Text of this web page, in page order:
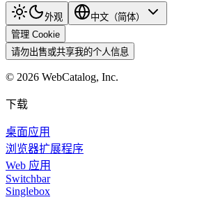
外观
中文（简体）
管理 Cookie
请勿出售或共享我的个人信息
© 2026 WebCatalog, Inc.
下载
桌面应用
浏览器扩展程序
Web 应用
Switchbar
Singlebox